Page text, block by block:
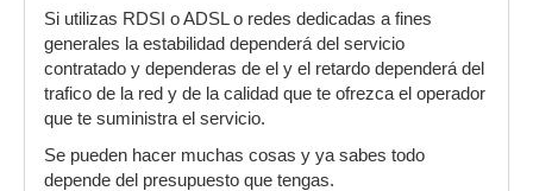
Si utilizas RDSI o ADSL o redes dedicadas a fines
generales la estabilidad dependerá del servicio
contratado y dependeras de el y el retardo dependerá del
trafico de la red y de la calidad que te ofrezca el operador
que te suministra el servicio.
Se pueden hacer muchas cosas y ya sabes todo
depende del presupuesto que tengas.